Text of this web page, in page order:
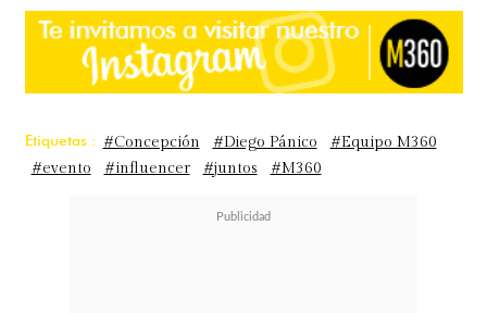
Etiquetas : #Concepción #Diego Pánico
#Equipo M360
#evento
#influencer #juntos #M360